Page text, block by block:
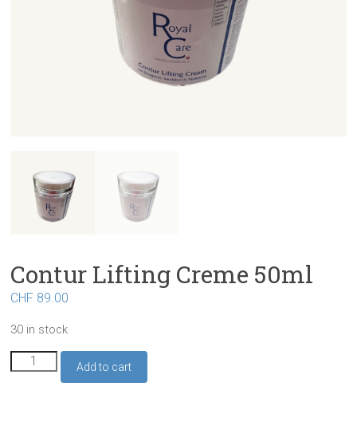
Contur Lifting Creme 50ml
CHF 89.00
30 in stock
Contur
Lifting
Add to cart